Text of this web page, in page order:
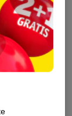
van je